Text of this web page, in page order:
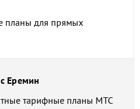
планы для прямых
Еремин
тарифные планы МТС